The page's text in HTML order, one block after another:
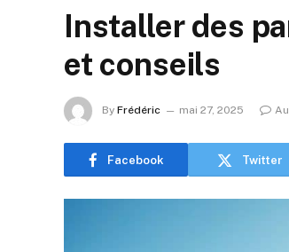
Installer des
et conseils
By Frédéric mai 27, 2025
Facebook Twitter